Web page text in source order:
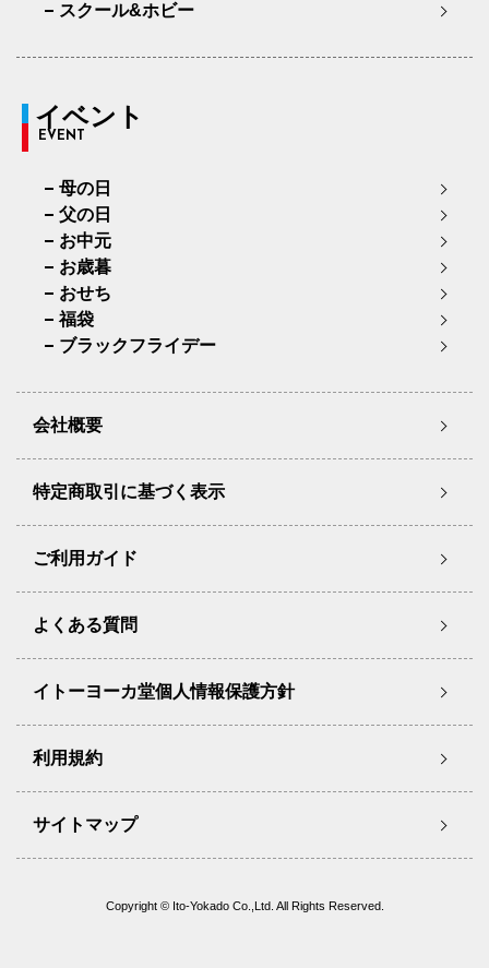
スクール&ホビー
イベント
EVENT
母の日
父の日
お中元
お歳暮
おせち
福袋
ブラックフライデー
会社概要
特定商取引に基づく表示
ご利用ガイド
よくある質問
イトーヨーカ堂個人情報保護方針
利用規約
サイトマップ
Copyright © Ito-Yokado Co.,Ltd. All Rights Reserved.